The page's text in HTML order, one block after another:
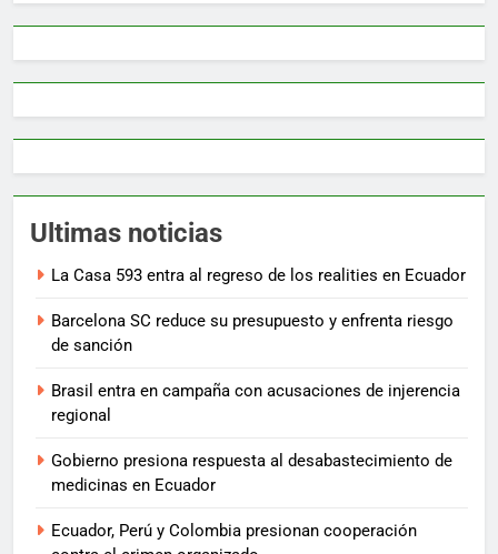
Ultimas noticias
La Casa 593 entra al regreso de los realities en Ecuador
Barcelona SC reduce su presupuesto y enfrenta riesgo
de sanción
Brasil entra en campaña con acusaciones de injerencia
regional
Gobierno presiona respuesta al desabastecimiento de
medicinas en Ecuador
Ecuador, Perú y Colombia presionan cooperación